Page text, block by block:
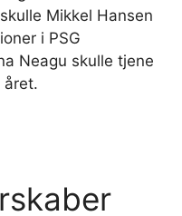
Mikkel Hansen
i PSG
Neagu skulle tjene
året.